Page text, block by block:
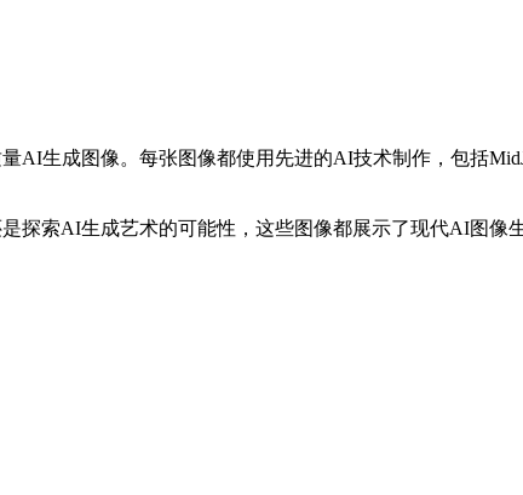
生成图像。每张图像都使用先进的AI技术制作，包括
探索AI生成艺术的可能性，这些图像都展示了现代AI图像